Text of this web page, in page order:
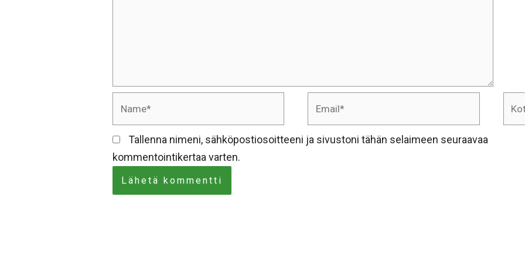
Tallenna nimeni, sähköpostiosoitteeni ja sivustoni tähän selaimeen seuraavaa
kommentointikertaa varten.